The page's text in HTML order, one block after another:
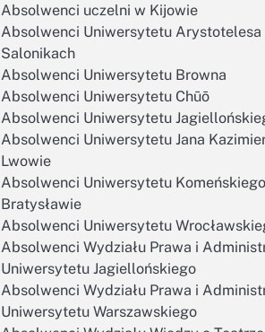
Absolwenci uczelni w Kijowie
Absolwenci Uniwersytetu Arystotelesa
Salonikach
Absolwenci Uniwersytetu Browna
Absolwenci Uniwersytetu Chūō
Absolwenci Uniwersytetu
Absolwenci Uniwersytetu Jana
Lwowie
Absolwenci Uniwersytetu
Bratysławie
Absolwenci Uniwersytetu
Absolwenci Wydziału Prawa i
Uniwersytetu Jagiellońskiego
Absolwenci Wydziału Prawa i
Uniwersytetu Warszawskiego